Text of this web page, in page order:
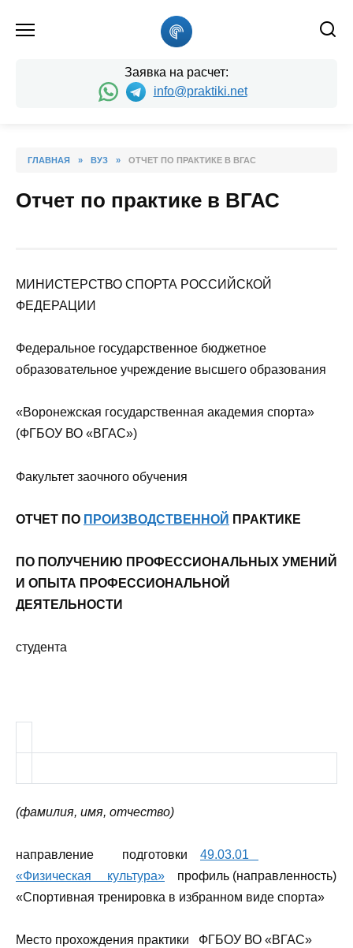
Заявка на расчет:
info@praktiki.net
ГЛАВНАЯ » ВУЗ » ОТЧЕТ ПО ПРАКТИКЕ В ВГАС
Отчет по практике в ВГАС
МИНИСТЕРСТВО СПОРТА РОССИЙСКОЙ
ФЕДЕРАЦИИ
Федеральное государственное бюджетное
образовательное учреждение высшего образования
«Воронежская государственная академия спорта»
(ФГБОУ ВО «ВГАС»)
Факультет заочного обучения
ОТЧЕТ ПО ПРОИЗВОДСТВЕННОЙ ПРАКТИКЕ
ПО ПОЛУЧЕНИЮ ПРОФЕССИОНАЛЬНЫХ УМЕНИЙ
И ОПЫТА ПРОФЕССИОНАЛЬНОЙ
ДЕЯТЕЛЬНОСТИ
студента
(фамилия, имя, отчество)
направление подготовки 49.03.01
«Физическая культура» профиль (направленность)
«Спортивная тренировка в избранном виде спорта»
Место прохождения практики ФГБОУ ВО «ВГАС»